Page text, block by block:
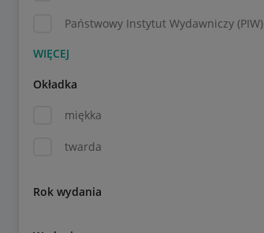
Państwowy Instytut Wydawniczy (PIW)
Okładka
miękka
twarda
Rok wydania